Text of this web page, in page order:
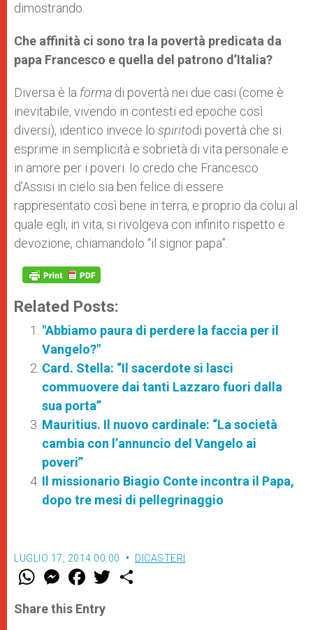
dimostrando.
Che affinità ci sono tra la povertà predicata da
papa Francesco e quella del patrono d’Italia?
Diversa è la forma di povertà nei due casi (come è
inevitabile, vivendo in contesti ed epoche così
diversi), identico invece lo spiritodi povertà che si
esprime in semplicità e sobrietà di vita personale e
in amore per i poveri. Io credo che Francesco
d’Assisi in cielo sia ben felice di essere
rappresentato così bene in terra, e proprio da colui al
quale egli, in vita, si rivolgeva con infinito rispetto e
devozione, chiamandolo “il signor papa”.
Related Posts:
"Abbiamo paura di perdere la faccia per il
Vangelo?"
Card. Stella: “Il sacerdote si lasci
commuovere dai tanti Lazzaro fuori dalla
sua porta”
Mauritius. Il nuovo cardinale: “La società
cambia con l’annuncio del Vangelo ai
poveri”
Il missionario Biagio Conte incontra il Papa,
dopo tre mesi di pellegrinaggio
LUGLIO 17, 2014 00:00 DICASTERI
W
t
s
M
e
s
e
F
a
e
b
w
Share this Entry